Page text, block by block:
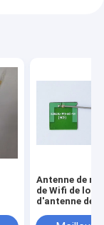
Antenne de
de Wifi de
d'antenne de
l'ordinateur